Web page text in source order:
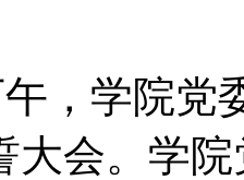
，学院党
大会。学